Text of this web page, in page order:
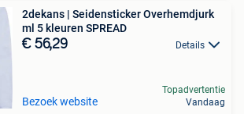
2dekans | Seidensticker Overhemdjurk
ml 5 kleuren SPREAD
€ 56,29 Details
Bezoek website
Topadvertentie
Vandaag